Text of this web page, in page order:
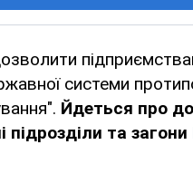
системи
Йдеться про
та загони